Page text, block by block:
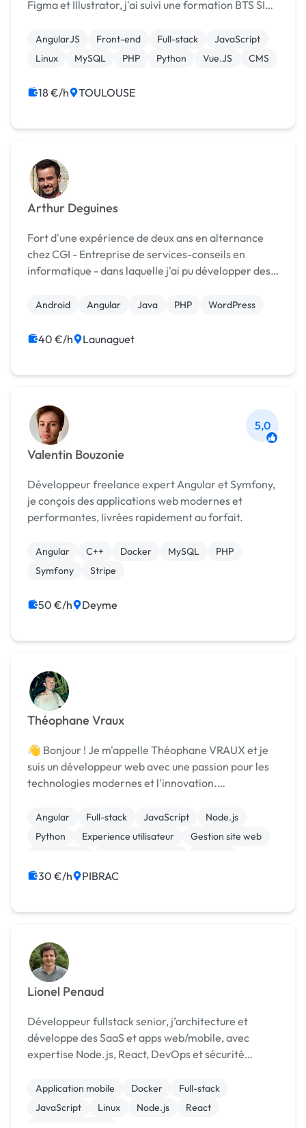
Figma et Illustrator, j'ai suivi une formation BTS SIO
tant que graphiste comme "mercibibi". j’aime v...
AngularJS Front-end Full-stack
JavaScript
Linux
MySQL PHP Python Vue.JS CMS
18 €/h TOULOUSE
Arthur Deguines
Fort d'une expérience de deux ans en alternance
chez CGI - Entreprise de services-conseils en
informatique - dans laquelle j'ai pu développer des
langages tels que JAVA, Angular, C#, HTML, CSS e...
Android Angular Java PHP WordPress
40 €/h Launaguet
Valentin Bouzonie
5,0
Développeur freelance expert Angular et Symfony,
je conçois des applications web modernes et
performantes, livrées rapidement au forfait.
Angular C++ Docker MySQL
PHP
Symfony
Stripe
50 €/h Deyme
Théophane Vraux
👋 Bonjour ! Je m'appelle Théophane VRAUX et je
suis un développeur web avec une passion pour les
technologies modernes et l'innovation.
une solide expérience en travaillant sur divers
projets, all...
Angular Full-stack JavaScript
Node.js
Python
Experience utilisateur
Gestion site web
30 €/h PIBRAC
Lionel Penaud
Développeur fullstack senior, j’architecture et
développe des SaaS et apps web/mobile, avec
expertise Node.js, React, DevOps et sécurité
Application mobile Docker
Full-stack
JavaScript
Linux Node.js
React